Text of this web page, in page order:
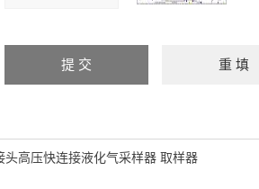
头高压快连接液化气采样器 取样器